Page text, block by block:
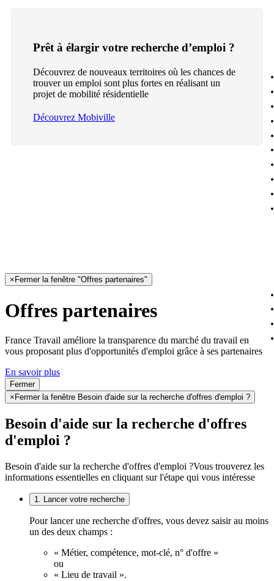
Prêt à élargir votre recherche d’emploi ?
Découvrez de nouveaux territoires où les chances de
trouver un emploi sont plus fortes en réalisant un
projet de mobilité résidentielle
Découvrez Mobiville
× Fermer la fenêtre "Offres partenaires"
Offres partenaires
France Travail améliore la transparence du marché du travail en
vous proposant plus d'opportunités d'emploi grâce à ses partenaires
En savoir plus
Fermer
× Fermer la fenêtre Besoin d'aide sur la recherche d'offres d'emploi ?
Besoin d'aide sur la recherche d'offres
d'emploi ?
Besoin d'aide sur la recherche d'offres d'emploi ?Vous trouverez les
informations essentielles en cliquant sur l'étape qui vous intéresse
1. Lancer votre recherche
Pour lancer une recherche d'offres, vous devez saisir au moins
un des deux champs :
« Métier, compétence, mot-clé, n° d'offre »
ou
« Lieu de travail ».